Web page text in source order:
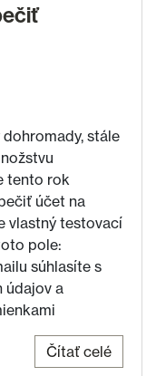
stále
tento rok
účet na
vlastný testovací
pole:
súhlasíte s
údajov a
Čítať celé